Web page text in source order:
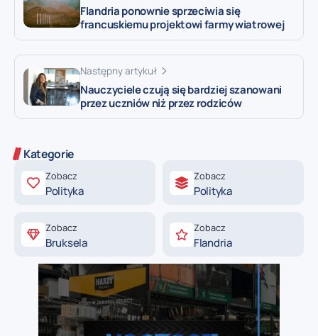
Flandria ponownie sprzeciwia się
francuskiemu projektowi farmy wiatrowej
Następny artykuł
Nauczyciele czują się bardziej szanowani
przez uczniów niż przez rodziców
Kategorie
Zobacz
Polityka
Zobacz
Polityka
Zobacz
Bruksela
Zobacz
Flandria